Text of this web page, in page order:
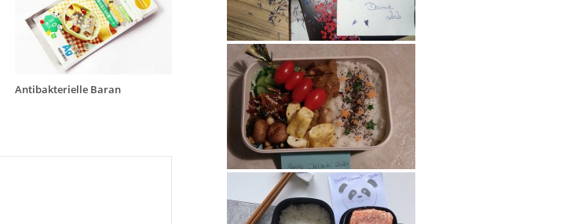
Antibakterielle Baran